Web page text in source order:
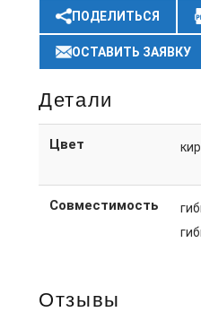
ПОДЕЛИТЬСЯ
ОСТАВИТЬ ЗАЯВКУ
Детали
Цвет
Совместимость
Отзывы